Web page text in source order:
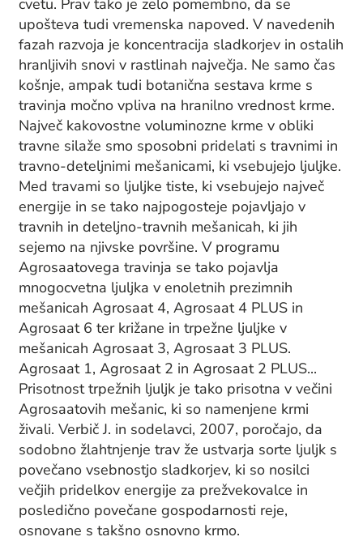
cvetu. Prav tako je zelo pomembno, da se
upošteva tudi vremenska napoved. V navedenih
fazah razvoja je koncentracija sladkorjev in ostalih
hranljivih snovi v rastlinah največja. Ne samo čas
košnje, ampak tudi botanična sestava krme s
travinja močno vpliva na hranilno vrednost krme.
Največ kakovostne voluminozne krme v obliki
travne silaže smo sposobni pridelati s travnimi in
travno-deteljnimi mešanicami, ki vsebujejo ljuljke.
Med travami so ljuljke tiste, ki vsebujejo največ
energije in se tako najpogosteje pojavljajo v
travnih in deteljno-travnih mešanicah, ki jih
sejemo na njivske površine. V programu
Agrosaatovega travinja se tako pojavlja
mnogocvetna ljuljka v enoletnih prezimnih
mešanicah Agrosaat 4, Agrosaat 4 PLUS in
Agrosaat 6 ter križane in trpežne ljuljke v
mešanicah Agrosaat 3, Agrosaat 3 PLUS.
Agrosaat 1, Agrosaat 2 in Agrosaat 2 PLUS...
Prisotnost trpežnih ljuljk je tako prisotna v večini
Agrosaatovih mešanic, ki so namenjene krmi
živali. Verbič J. in sodelavci, 2007, poročajo, da
sodobno žlahtnjenje trav že ustvarja sorte ljuljk s
povečano vsebnostjo sladkorjev, ki so nosilci
večjih pridelkov energije za prežvekovalce in
posledično povečane gospodarnosti reje,
osnovane s takšno osnovno krmo.